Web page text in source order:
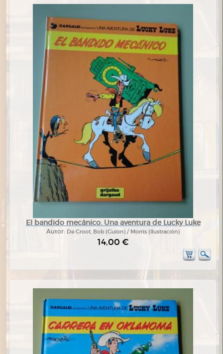
El bandido mecánico. Una aventura de Lucky Luke
Autor: De Groot, Bob (Guion) / Morris (Ilustración)
14,00 €